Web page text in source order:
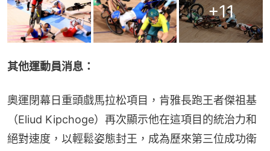
+11
其他運動員消息：
奧運閉幕日重頭戲馬拉松項目，肯雅長跑王者傑祖基
（Eliud Kipchoge）再次顯示他在這項目的統治力和
絕對速度，以輕鬆姿態封王，成為歷來第三位成功衛